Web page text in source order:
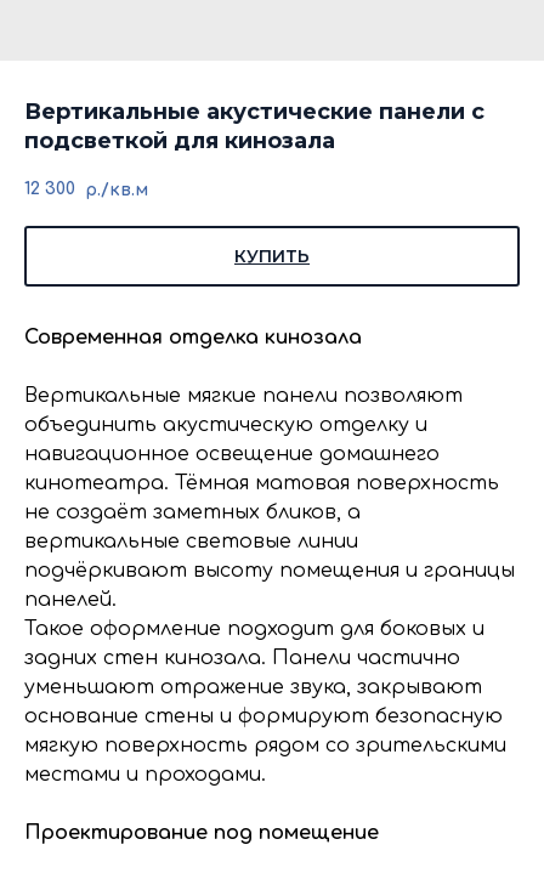
Вертикальные акустические панели с
подсветкой для кинозала
12 300 р./кв.м
КУПИТЬ
Современная отделка кинозала
Вертикальные мягкие панели позволяют
объединить акустическую отделку и
навигационное освещение домашнего
кинотеатра. Тёмная матовая поверхность
не создаёт заметных бликов, а
вертикальные световые линии
подчёркивают высоту помещения и границы
панелей.
Такое оформление подходит для боковых и
задних стен кинозала. Панели частично
уменьшают отражение звука, закрывают
основание стены и формируют безопасную
мягкую поверхность рядом со зрительскими
местами и проходами.
Проектирование под помещение